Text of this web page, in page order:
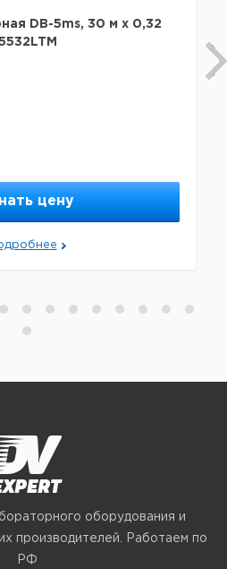
DB-5ms, 30 м x 0,32
цену
оборудования и
производителей. Работаем по
РФ